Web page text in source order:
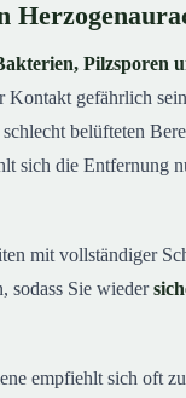
Pilzsporen
Kontakt gefährlich
schlecht belüfteten
sich die Entfernung
mit vollständiger
sodass Sie wieder
empfiehlt sich oft